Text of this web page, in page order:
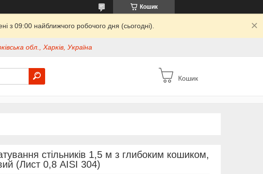
Кошик
з 09:00 найближчого робочого дня (сьогодні).
обл., Харків, Україна
Кошик
стільників 1,5 м з глибоким кошиком,
(Лист 0,8 AISI 304)